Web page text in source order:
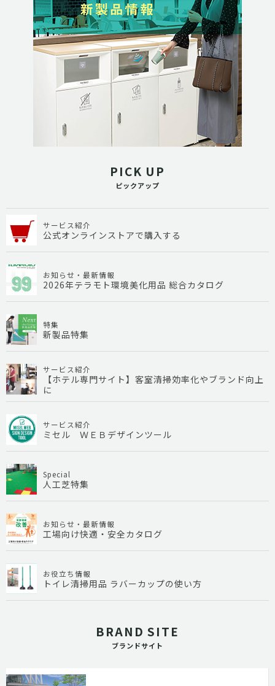
PICK UP
ピックアップ
サービス紹介
公式オンラインストアで購入する
お知らせ・最新情報
2026年テラモト環境美化用品 総合カタログ
特集
新製品特集
サービス紹介
【ホテル専門サイト】客室清掃効率化やブランド向上
に
サービス紹介
ミセル ＷＥＢデザインツール
Special
人工芝特集
お知らせ・最新情報
工場向け快適・安全カタログ
お役立ち情報
トイレ清掃用品 ラバーカップの使い方
BRAND SITE
ブランドサイト